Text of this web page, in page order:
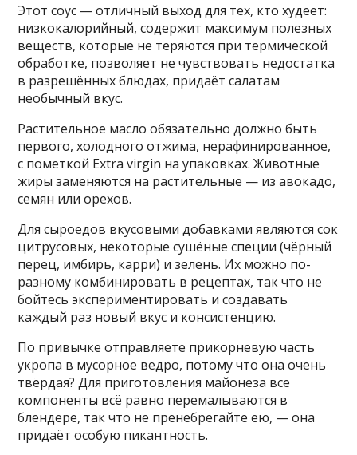
Этот соус — отличный выход для тех, кто худеет:
низкокалорийный, содержит максимум полезных
веществ, которые не теряются при термической
обработке, позволяет не чувствовать недостатка
в разрешённых блюдах, придаёт салатам
необычный вкус.
Растительное масло обязательно должно быть
первого, холодного отжима, нерафинированное,
с пометкой Extra virgin на упаковках. Животные
жиры заменяются на растительные — из авокадо,
семян или орехов.
Для сыроедов вкусовыми добавками являются сок
цитрусовых, некоторые сушёные специи (чёрный
перец, имбирь, карри) и зелень. Их можно по-
разному комбинировать в рецептах, так что не
бойтесь экспериментировать и создавать
каждый раз новый вкус и консистенцию.
По привычке отправляете прикорневую часть
укропа в мусорное ведро, потому что она очень
твёрдая? Для приготовления майонеза все
компоненты всё равно перемалываются в
блендере, так что не пренебрегайте ею, — она
придаёт особую пикантность.